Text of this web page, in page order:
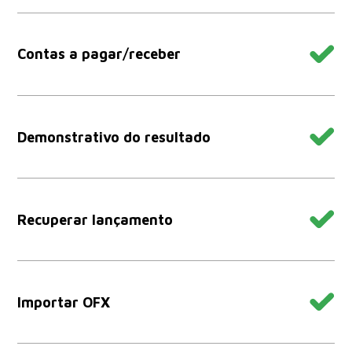
Contas a pagar/receber
Demonstrativo do resultado
Recuperar lançamento
Importar OFX